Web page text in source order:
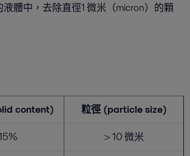
體中，去除直徑1 微米（micron）的顆
content)
粒徑 (particle size)
> 10 微米